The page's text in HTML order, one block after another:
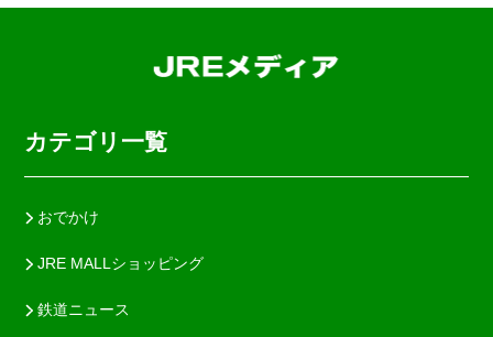
カテゴリ一覧
おでかけ
JRE MALLショッピング
鉄道ニュース